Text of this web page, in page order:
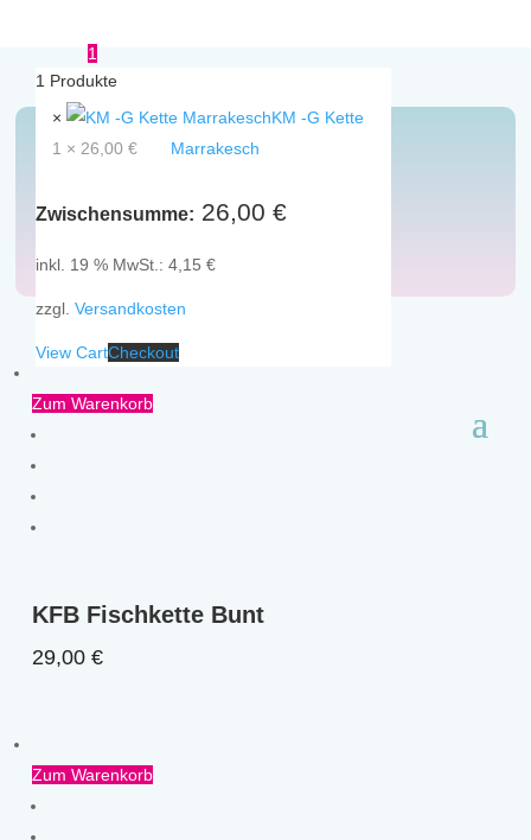
1
1 Produkte
×
KM -G Kette
Marrakesch
1 × 26,00 €
Zwischensumme: 26,00 €
inkl. 19 % MwSt.: 4,15 €
zzgl. Versandkosten
View CartCheckout
Ketten
Zum Warenkorb
KFB Fischkette Bunt
29,00€
Zum Warenkorb